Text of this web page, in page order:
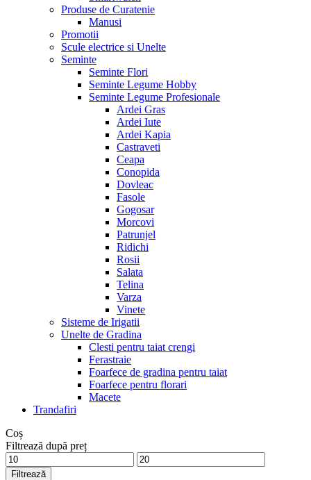
Produse de Curatenie
Manusi
Promotii
Scule electrice si Unelte
Seminte
Seminte Flori
Seminte Legume Hobby
Seminte Legume Profesionale
Ardei Gras
Ardei Iute
Ardei Kapia
Castraveti
Ceapa
Conopida
Dovleac
Fasole
Gogosar
Morcovi
Patrunjel
Ridichi
Rosii
Salata
Telina
Varza
Vinete
Sisteme de Irigatii
Unelte de Gradina
Clesti pentru taiat crengi
Ferastraie
Foarfece de gradina pentru taiat
Foarfece pentru florari
Macete
Trandafiri
Coș
Filtrează după preț
Preț
minim
Preț
maxim
Filtrează